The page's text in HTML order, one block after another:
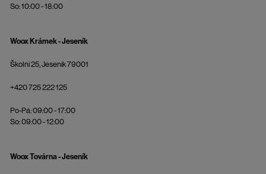
So: 10:00 - 18:00
Woox Krámek - Jeseník
Školní 25, Jeseník 79001
+420 725 222 125
Po-Pá: 09:00 - 17:00
So: 09:00 - 12:00
Woox Továrna - Jeseník